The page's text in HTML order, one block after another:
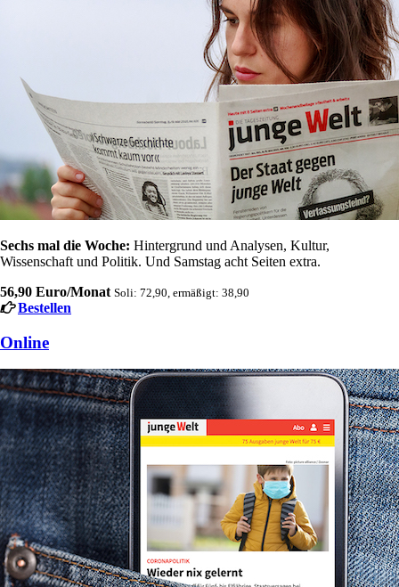
Sechs mal die Woche: Hintergrund und Analysen, Kultur,
Wissenschaft und Politik. Und Samstag acht Seiten extra.
56,90 Euro/Monat Soli: 72,90, ermäßigt: 38,90
Bestellen
Online